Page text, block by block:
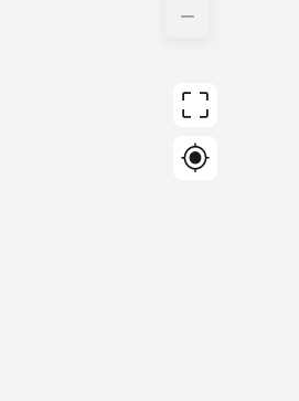
−